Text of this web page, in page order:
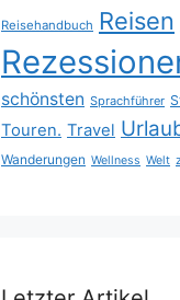
Reisehandbuch Reisen
schönsten Sprachführer
Touren. Travel
Wanderungen Wellness Welt